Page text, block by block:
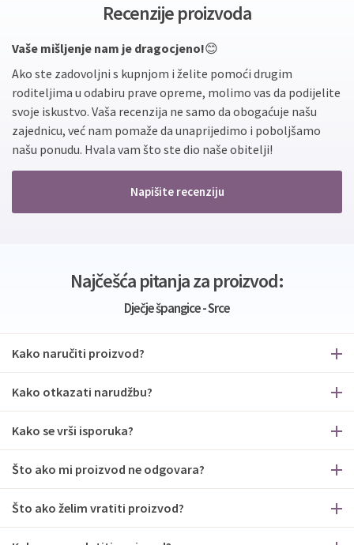
Recenzije proizvoda
Vaše mišljenje nam je dragocjeno!😊
Ako ste zadovoljni s kupnjom i želite pomoći drugim
roditeljima u odabiru prave opreme, molimo vas da podijelite
svoje iskustvo. Vaša recenzija ne samo da obogaćuje našu
zajednicu, već nam pomaže da unaprijedimo i poboljšamo
našu ponudu. Hvala vam što ste dio naše obitelji!
Napišite recenziju
Najčešća pitanja za proizvod:
Dječje špangice - Srce
Kako naručiti proizvod?
Kako otkazati narudžbu?
Kako se vrši isporuka?
Što ako mi proizvod ne odgovara?
Što ako želim vratiti proizvod?